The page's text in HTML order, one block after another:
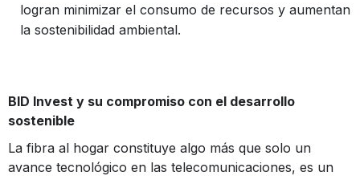
logran minimizar el consumo de recursos y aumentan
la sostenibilidad ambiental.
BID Invest y su compromiso con el desarrollo
sostenible
La fibra al hogar constituye algo más que solo un
avance tecnológico en las telecomunicaciones, es un